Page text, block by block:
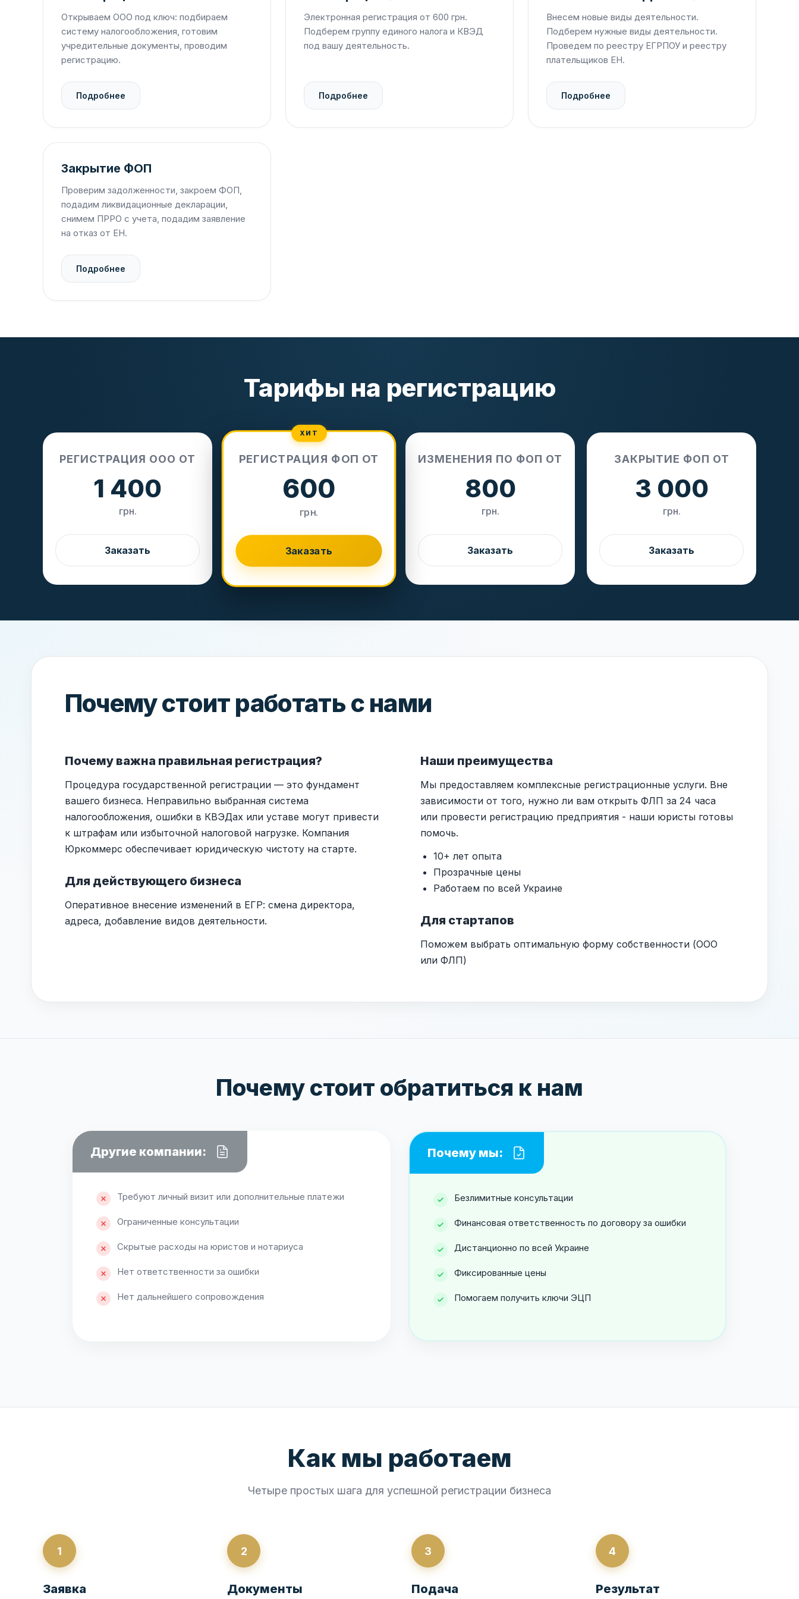
Открываем ООО под ключ: подбираем
систему налогообложения, готовим
учредительные документы, проводим
регистрацию.
Подробнее
Электронная регистрация от 600 грн.
Подберем группу единого налога и КВЭД
под вашу деятельность.
Подробнее
Внесем новые виды деятельности.
Подберем нужные виды деятельности.
Проведем по реестру ЕГРПОУ и реестру
плательщиков ЕН.
Подробнее
Закрытие ФОП
Проверим задолженности, закроем ФОП,
подадим ликвидационные декларации,
снимем ПРРО с учета, подадим заявление
на отказ от ЕН.
Подробнее
Тарифы на регистрацию
РЕГИСТРАЦИЯ ООО ОТ
1 400
грн.
Заказать
ХИТ
РЕГИСТРАЦИЯ ФОП ОТ
600
грн.
Заказать
ИЗМЕНЕНИЯ ПО ФОП ОТ
800
грн.
Заказать
ЗАКРЫТИЕ ФОП ОТ
3 000
грн.
Заказать
Почему стоит работать с нами
Почему важна правильная регистрация?
Процедура государственной регистрации — это фундамент
вашего бизнеса. Неправильно выбранная система
налогообложения, ошибки в КВЭДах или уставе могут привести
к штрафам или избыточной налоговой нагрузке. Компания
Юркоммерс обеспечивает юридическую чистоту на старте.
Для действующего бизнеса
Оперативное внесение изменений в ЕГР: смена директора,
адреса, добавление видов деятельности.
Наши преимущества
Мы предоставляем комплексные регистрационные услуги. Вне
зависимости от того, нужно ли вам открыть ФЛП за 24 часа
или провести регистрацию предприятия - наши юристы готовы
помочь.
10+ лет опыта
Прозрачные цены
Работаем по всей Украине
Для стартапов
Поможем выбрать оптимальную форму собственности (ООО
или ФЛП)
Почему стоит обратиться к нам
Другие компании:
Требуют личный визит или дополнительные платежи
Ограниченные консультации
Скрытые расходы на юристов и нотариуса
Нет ответственности за ошибки
Нет дальнейшего сопровождения
Почему мы:
Безлимитные консультации
Финансовая ответственность по договору за ошибки
Дистанционно по всей Украине
Фиксированные цены
Помогаем получить ключи ЭЦП
Как мы работаем
Четыре простых шага для успешной регистрации бизнеса
1
Заявка
2
Документы
3
Подача
4
Результат